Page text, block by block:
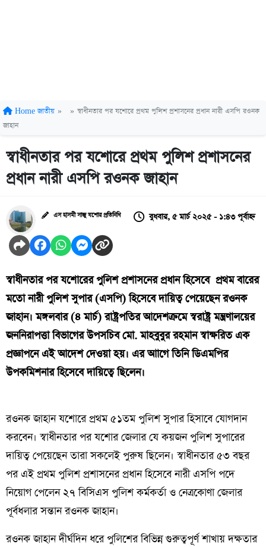
Home জাতীয় » » স্বাধীনতার পর যশোরে প্রথম পুলিশ প্রশাসনের প্রধান নারী এসপি রওনক
জাহান
স্বাধীনতার পর যশোরে প্রথম পুলিশ প্রশাসনের
প্রধান নারী এসপি রওনক জাহান
এস হাসমী সাজু যশোর প্রতিনিধি বুধবার, ৫ মার্চ ২০২৫ - ১:৪৩ পূর্বাহ্ন
স্বাধীনতার পর যশোরের পুলিশ প্রশাসনের প্রধান হিসেবে প্রথম বারের
মতো নারী পুলিশ সুপার (এসপি) হিসেবে দায়িত্ব পেয়েছেন রওনক
জাহান।মঙ্গলবার (৪ মার্চ) রাষ্ট্রপতির আদেশক্রমে স্বরাষ্ট্র মন্ত্রণালয়ের
জননিরাপত্তা বিভাগের উপসচিব মো. মাহবুবুর রহমান স্বাক্ষরিত এক
প্রজ্ঞাপনে এই আদেশ দেওয়া হয়। এর আাগে তিনি ডিএমপির
উপকমিশনার হিসেবে দায়িত্বে ছিলেন।
রওনক জাহান যশোরে প্রথম ৫১তম পুলিশ সুপার হিসাবে যোগদান
করবেন। স্বাধীনতার পর যশোর জেলার যে কয়জন পুলিশ সুপারের
দায়িত্ব পেয়েছেন তারা সকলেই পুরুষ ছিলেন। স্বাধীনতার ৫৩ বছর
পর এই প্রথম পুলিশ প্রশাসনের প্রধান হিসেবে নারী এসপি পদে
নিয়োগ পেলেন ২৭ বিসিএস পুলিশ কর্মকর্তা ও নেত্রকোণা জেলার
পূর্বধলার সন্তান রওনক জাহান।
রওনক জাহান দীর্ঘদিন ধরে পুলিশের বিভিন্ন গুরুত্বপূর্ণ শাখায় দক্ষতার